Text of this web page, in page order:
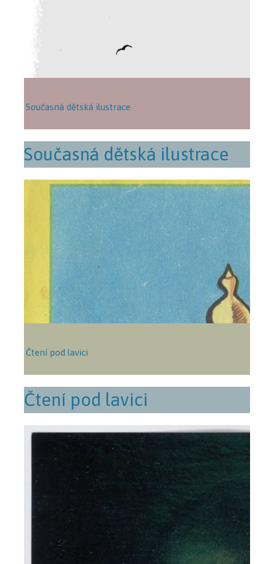
Současná dětská ilustrace
Současná dětská ilustrace
Čtení pod lavici
Čtení pod lavici